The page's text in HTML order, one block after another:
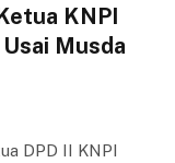
KNPI
Musda
DPD II KNPI